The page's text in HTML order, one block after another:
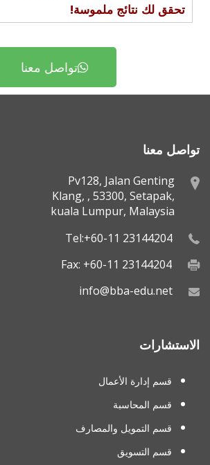
تحقق لك نتائج ملموسة!
تواصل معنا
تواصل معنا
Pv128, Jalan Genting
Klang, , 53300, Setapak,
kuala Lumpur, Malaysia
Tel:+60-11 23144204
Fax: +60-11 23144204
info@bba-edu.net
الاستشارات
قسم إدارة الأعمال
قسم المحاسبة
قسم التمويل والمصارف
قسم التسويق